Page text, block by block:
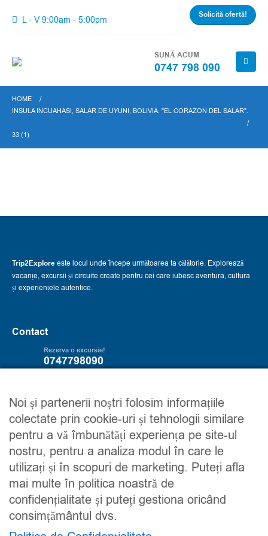
L - V 9:00am - 5:00pm Solicită ofertă!
SUNĂ ACUM
0747 798 090
HOME
INSULA INCUAHASI, SALAR DE UYUNI, BOLIVIA. "EL CORAZON DEL SALAR".
33 (1)
Trip2Exploreeste locul unde începe următoarea ta călătorie. Explorează
vacanțe, excursii și circuite create pentru cei care iubesc aventura, cultura
și experiențele autentice.
Contact
Rezerva o excursie!
0747798090
Servicii
Excursii
Circuite
Maroc
Trip2explore
Despre noi
Contacteaza-ne
Detalii financiare
Urmareste-ne
Noi și partenerii noștri folosim informațiile
colectate prin cookie-uri și tehnologii similare
pentru a vă îmbunătăți experiența pe site-ul
nostru, pentru a analiza modul în care le
utilizați și în scopuri de marketing. Puteți afla
mai multe în politica noastră de
confidențialitate și puteți gestiona oricând
consimțământul dvs.